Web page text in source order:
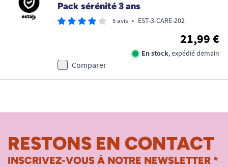
Pack sérénité 3 ans
5 avis • EST-3-CARE-202
21,99 €
En stock, expédié demain
Comparer
RESTONS EN CONTACT
INSCRIVEZ-VOUS À NOTRE NEWSLETTER *